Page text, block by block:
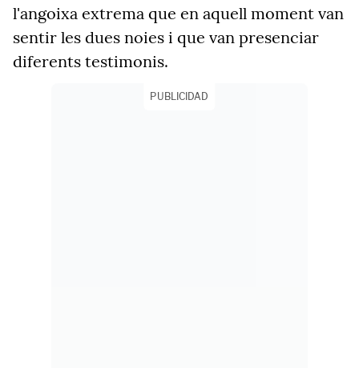
l'angoixa extrema que en aquell moment van
sentir les dues noies i que van presenciar
diferents testimonis.
PUBLICIDAD